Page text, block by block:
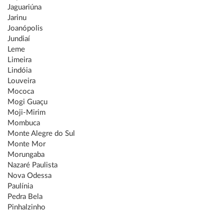
Jaguariúna
Jarinu
Joanópolis
Jundiaí
Leme
Limeira
Lindóia
Louveira
Mococa
Mogi Guaçu
Moji-Mirim
Mombuca
Monte Alegre do Sul
Monte Mor
Morungaba
Nazaré Paulista
Nova Odessa
Paulínia
Pedra Bela
Pinhalzinho